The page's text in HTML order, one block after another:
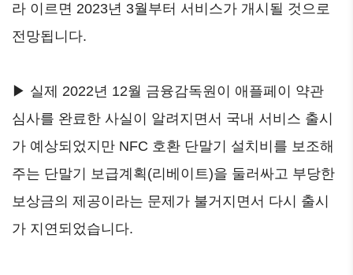
라 이르면 2023년 3월부터 서비스가 개시될 것으로
전망됩니다.
▶ 실제 2022년 12월 금융감독원이 애플페이 약관
심사를 완료한 사실이 알려지면서 국내 서비스 출시
가 예상되었지만 NFC 호환 단말기 설치비를 보조해
주는 단말기 보급계획(리베이트)을 둘러싸고 부당한
보상금의 제공이라는 문제가 불거지면서 다시 출시
가 지연되었습니다.